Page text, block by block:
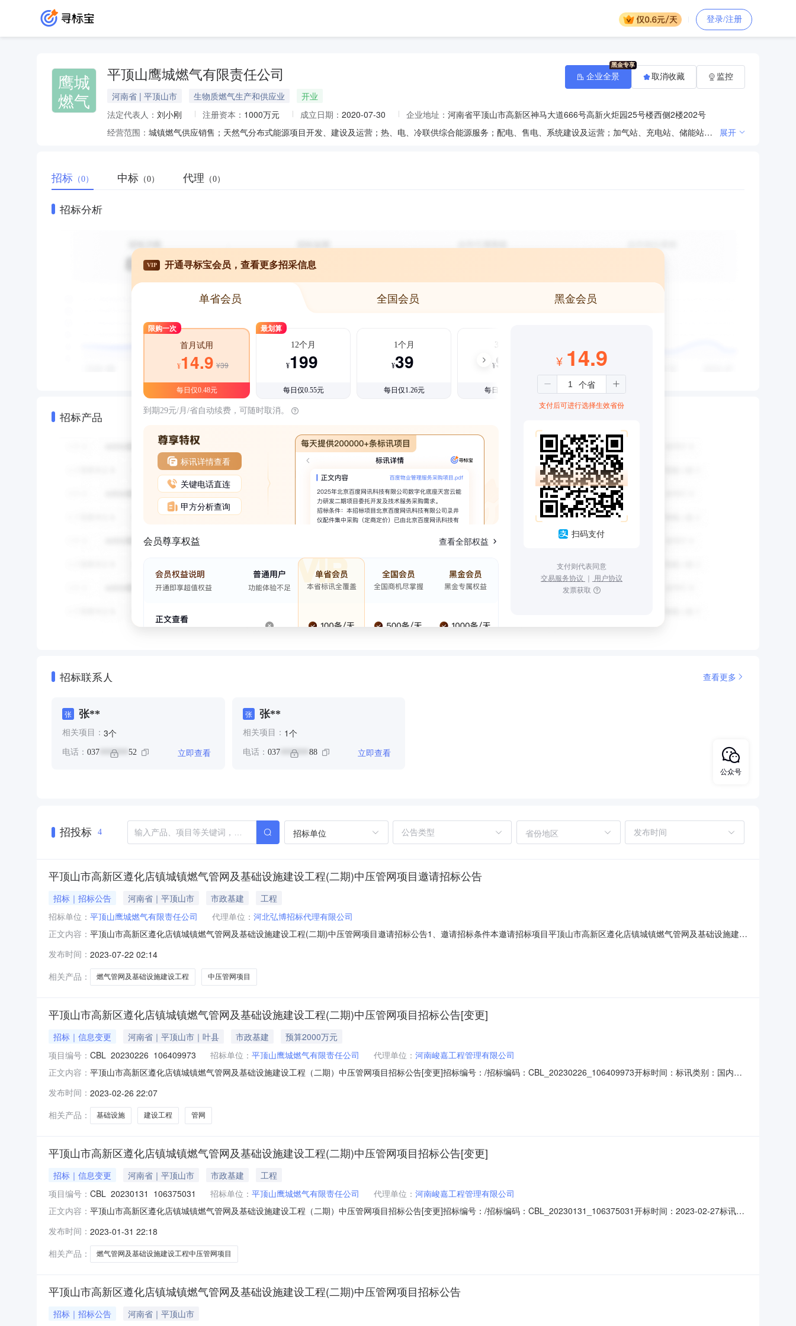
登录/注册
鹰城
燃气
平顶山鹰城燃气有限责任公司
河南省 | 平顶山市 生物质燃气生产和供应业
开业
法定代表人： 刘小刚 注册资本： 1000万元 成立日期： 2020-07-30 企业地址： 河南省平顶山市高新区神马大道666号高新火炬园25号楼西侧2楼202号
经营范围：
城镇燃气供应销售；天然气分布式能源项目开发、建设及运营；热、电、冷联供综合能源服务；配电、售电、系统建设及运营；加气站、充电站、储能站建设及运营；电子技术服务、技术开发；润滑油、能源产品进出口。涉及许可经营项目，应取得相关部门许可后方可经营 展开
企业全景 取消收藏 监控
招标 （0） 中标 （0） 代理 （0）
招标分析
招标产品
VIP 开通寻标宝会员，查看更多招采信息
单省会员 全国会员 黑金会员
限购一次
首月试用
¥14.9 ¥39
每日仅0.48元
最划算
12个月
¥199
每日仅0.55元
1个月
¥39
每日仅1.26元
3个月
¥99
每日仅1.08元
到期29元/月/省自动续费，可随时取消。
标讯详情查看
关键电话直连
甲方分析查询
会员尊享权益 查看全部权益
¥ 14.9
支付后可进行选择生效省份
扫码支付
支付则代表同意
交易服务协议 ｜ 用户协议
发票获取
招标联系人 查看更多
张 张**
相关项目： 3个
电话： 037 ******* 52 立即查看
张 张**
相关项目： 1个
电话： 037 ******* 88 立即查看
招投标 4 招标单位 省份地区
平顶山市高新区遵化店镇城镇燃气管网及基础设施建设工程(二期)中压管网项目邀请招标公告
招标｜招标公告 河南省｜平顶山市 市政基建
工程
招标单位： 平顶山鹰城燃气有限责任公司 代理单位： 河北弘博招标代理有限公司
正文内容： 平顶山市高新区遵化店镇城镇燃气管网及基础设施建设工程(二期)中压管网项目邀请招标公告1、邀请招标条件本邀请招标项目平顶山市高新区遵化店镇城镇燃气管网及基础设施建设
目进行邀请招标。2.项目概况与招标范围2.1项目名称:平顶山市高新区遵化店镇城镇燃气管网及基础设施建设工程(二期)中压管网项目2.2项目概况:中压管网分布昆阳大道以西区域约
55公里,昆阳大道以
发布时间： 2023-07-22 02:14
相关产品：
燃气管网及基础设施建设工程 中压管网项目
平顶山市高新区遵化店镇城镇燃气管网及基础设施建设工程(二期)中压管网项目招标公告[变更]
招标｜信息变更 河南省｜平顶山市｜叶县 市政基建
预算2000万元
项目编号： CBL_20230226_106409973 招标单位： 平顶山鹰城燃气有限责任公司 代理单位： 河南峻嘉工程管理有限公司
正文内容： 平顶山市高新区遵化店镇城镇燃气管网及基础设施建设工程（二期）中压管网项目招标公告[变更]招标编号：/招标编码：CBL_20230226_106409973开标时间：标讯类别：国内招
（二期）中压管网项目二次变更公告1、项目名称：平顶山市高新区遵化店镇城镇燃气管网及基础设施建设工程（二期）中压管网项目2、项目概况：中压管网分布昆阳大道以西区域
约55公里，昆阳大
发布时间： 2023-02-26 22:07
相关产品：
基础设施 建设工程 管网
平顶山市高新区遵化店镇城镇燃气管网及基础设施建设工程(二期)中压管网项目招标公告[变更]
招标｜信息变更 河南省｜平顶山市 市政基建
工程
项目编号： CBL_20230131_106375031 招标单位： 平顶山鹰城燃气有限责任公司 代理单位： 河南峻嘉工程管理有限公司
正文内容： 平顶山市高新区遵化店镇城镇燃气管网及基础设施建设工程（二期）中压管网项目招标公告[变更]招标编号：/招标编码：CBL_20230131_106375031开标时间：2023-02-27标讯类
建设工程（二期）中压管网项目变更公告一、项目基本情况1项目名称：平顶山市高新区遵化店镇城镇燃气管网及基础设施建设工程（二期）中压管网项目2项目概况：中压管网分布
昆阳大
发布时间： 2023-01-31 22:18
相关产品：
燃气管网及基础设施建设工程中压管网项目
平顶山市高新区遵化店镇城镇燃气管网及基础设施建设工程(二期)中压管网项目招标公告
招标｜招标公告
河南省｜平顶山市
公众号